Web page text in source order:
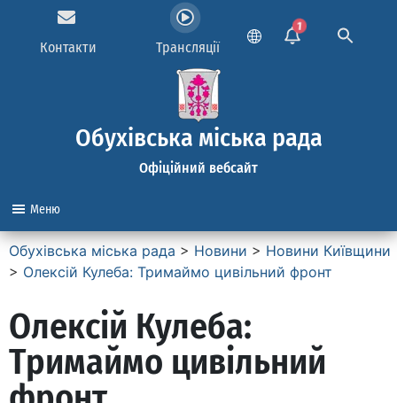
Контакти Трансляції
1
Обухівська міська рада
Офіційний вебсайт
Меню
Обухівська міська рада > Новини > Новини Київщини
> Олексій Кулеба: Тримаймо цивільний фронт
Олексій Кулеба:
Тримаймо цивільний